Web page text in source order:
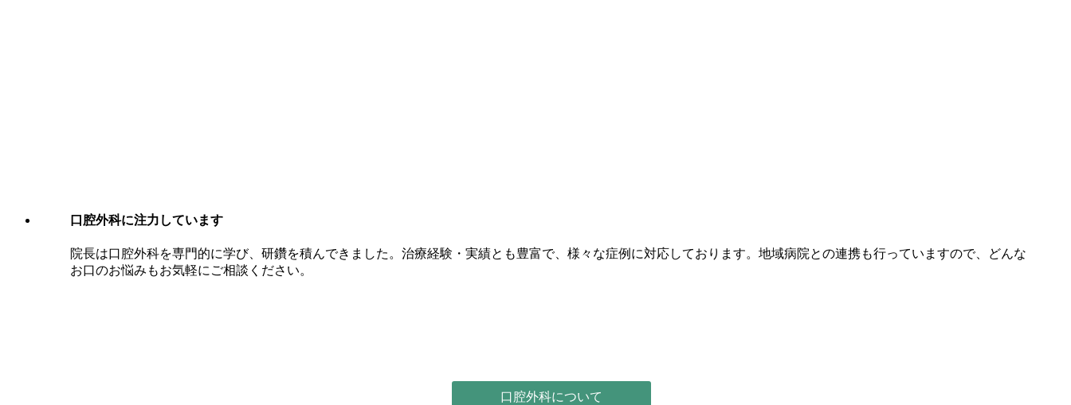
口腔外科に注力しています
院長は口腔外科を専門的に学び、研鑽を積んできました。治療経験・実績とも豊富で、様々な症例に対応しております。地域病院との連携も行っていますので、どんな
お口のお悩みもお気軽にご相談ください。
口腔外科について